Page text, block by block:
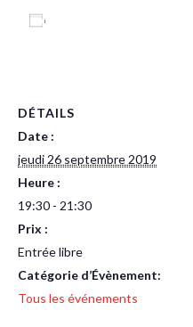
DÉTAILS
Date :
jeudi 26 septembre 2019
Heure :
19:30 - 21:30
Prix :
Entrée libre
Catégorie d’Évènement:
Tous les événements